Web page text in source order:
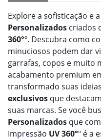
Explore a sofisticação e
Personalizados criados
360°º. Descubra como
minuciosos podem dar
garrafas, copos e muito
acabamento premium
transformado suas
exclusivos que
suas marcas. Se você
Personalizados que
Impressão UV 360°º é a